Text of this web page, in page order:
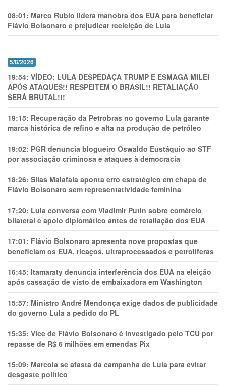
08:01: Marco Rubio lidera manobra dos EUA para beneficiar
Flávio Bolsonaro e prejudicar reeleição de Lula
5/8/2026
19:54: VÍDEO: LULA DESPEDAÇA TRUMP E ESMAGA MILEI
APÓS ATAQUES!! RESPEITEM O BRASIL!! RETALIAÇÃO
SERÁ BRUTAL!!!
19:15: Recuperação da Petrobras no governo Lula garante
marca histórica de refino e alta na produção de petróleo
19:02: PGR denuncia blogueiro Oswaldo Eustáquio ao STF
por associação criminosa e ataques à democracia
18:26: Silas Malafaia aponta erro estratégico em chapa de
Flávio Bolsonaro sem representatividade feminina
17:20: Lula conversa com Vladimir Putin sobre comércio
bilateral e apoio diplomático antes de retaliação dos EUA
17:01: Flávio Bolsonaro apresenta nove propostas que
beneficiam os EUA, ricaços, ultraprocessados e petrolíferas
16:45: Itamaraty denuncia interferência dos EUA na eleição
após cassação de visto de embaixadora em Washington
15:57: Ministro André Mendonça exige dados de publicidade
do governo Lula a pedido do PL
15:35: Vice de Flávio Bolsonaro é investigado pelo TCU por
repasse de R$ 6 milhões em emendas Pix
15:09: Marcola se afasta da campanha de Lula para evitar
desgaste político